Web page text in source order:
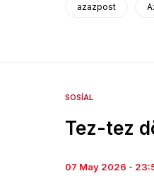
azazpost
SOSIAL
Tez-tez
07 May 2026 -